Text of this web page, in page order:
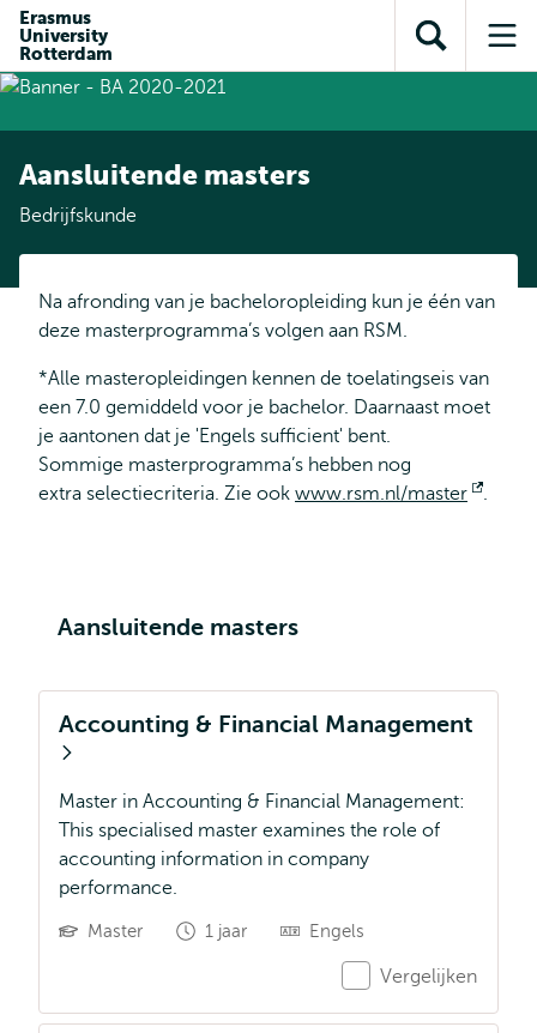
inhoud
Direct naar
subnavigatie
Erasmus
University
Rotterdam
Toon
zoekveld
Aansluitende masters
Bedrijfskunde
Na afronding van je bacheloropleiding kun je één van
deze masterprogramma’s volgen aan RSM.
*Alle masteropleidingen kennen de toelatingseis van
een 7.0 gemiddeld voor je bachelor. Daarnaast moet
je aantonen dat je 'Engels sufficient' bent.
Sommige masterprogramma’s hebben nog
extra selectiecriteria. Zie ook www.rsm.nl/master
Opent
.
Aansluitende masters
Accounting & Financial Management
Master in Accounting & Financial Management:
This specialised master examines the role of
accounting information in company
performance.
Master 1 jaar Engels
Vergelijken